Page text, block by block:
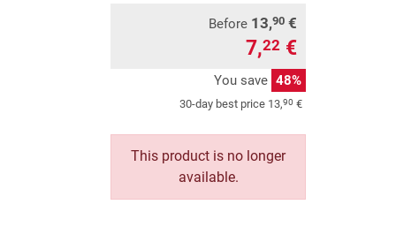
Before 13,90 €
7,22 €
You save 48%
30-day best price 13,90 €
This product is no longer
available.